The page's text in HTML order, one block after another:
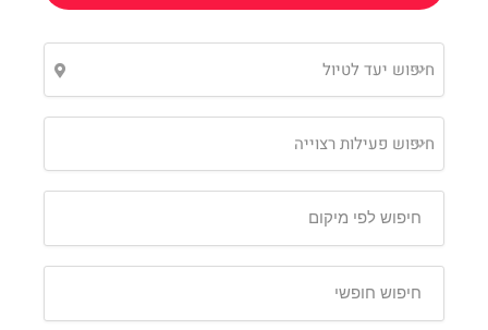
חיפוש יעד לטיול
חיפוש פעילות רצוייה